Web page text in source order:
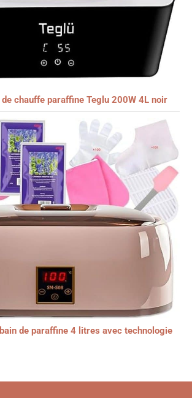
de chauffe paraffine Teglu 200W 4L noir
de paraffine 4 litres avec technologie